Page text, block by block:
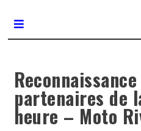
partenaires de
heure – Moto